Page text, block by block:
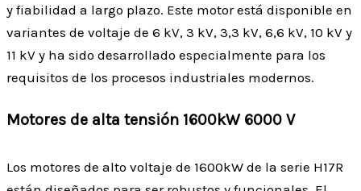
y fiabilidad a largo plazo. Este motor está disponible en
variantes de voltaje de 6 kV, 3 kV, 3,3 kV, 6,6 kV, 10 kV y
11 kV y ha sido desarrollado especialmente para los
requisitos de los procesos industriales modernos.
Motores de alta tensión 1600kW 6000 V
Los motores de alto voltaje de 1600kW de la serie H17R